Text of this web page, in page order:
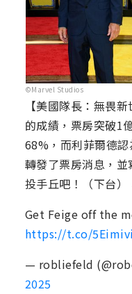
©Marvel Studios
【美國隊長：無畏
的成績，票房突破1
68%，而利菲爾德
轉發了票房消息，
投手丘吧！（下台）
Get Feige off the
https://t.co/
— robliefeld
2025